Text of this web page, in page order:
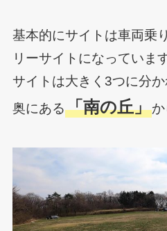
基本的にサイトは車両乗
リーサイトになっていま
サイトは大きく3つに分
奥にある「南の丘」